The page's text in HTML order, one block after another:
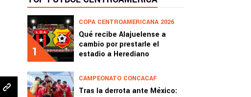
1
COPA CENTROAMERICANA 2026
Qué recibe Alajuelense a
cambio por prestarle el
estadio a Herediano
CAMPEONATO CONCACAF
Tras la derrota ante México: